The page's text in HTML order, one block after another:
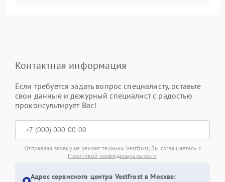
Контактная информация
Если требуется задать вопрос специалисту, оставьте
свои данные и дежурный специалист с радостью
проконсультирует Вас!
Отправляя заявку на ремонт техники Vestfrost, Вы соглашаетесь с
Политикой конфиденциальности
Адрес сервисного центра Vestfrost в Москве: